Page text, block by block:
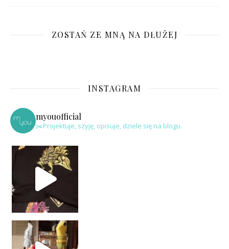
ZOSTAŃ ZE MNĄ NA DŁUŻEJ
INSTAGRAM
myouofficial
✂️Projektuje, szyję, opisuje, dziele się na blogu.